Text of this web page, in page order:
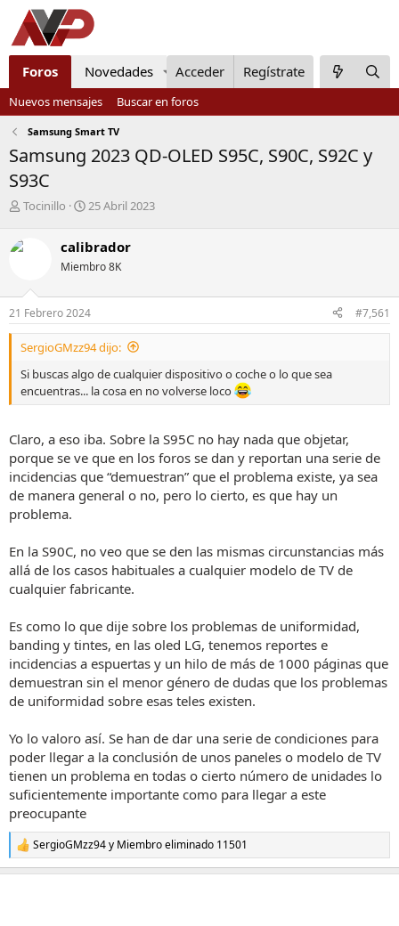
Foros Novedades Miembros Noticias
Acceder Regístrate
Nuevos mensajes Buscar en foros
Samsung Smart TV
Samsung 2023 QD-OLED S95C, S90C, S92C y
S93C
I
c
d
o
r
d
l
t
a
Tocinillo
F
h
a
e
i
n
i
i
o
25 Abril 2023
calibrador
Miembro 8K
21 Febrero 2024 #7,561
SergioGMzz94 dijo:
Si buscas algo de cualquier dispositivo o coche o lo que sea
encuentras... la cosa en no volverse loco
Claro, a eso iba. Sobre la S95C no hay nada que objetar,
porque se ve que en los foros se dan y reportan una serie de
incidencias que “demuestran” que el problema existe, ya sea
de manera general o no, pero lo cierto, es que hay un
problema.
En la S90C, no veo que se den las mismas circunstancias más
allá de los casos habituales a cualquier modelo de TV de
cualquier fabricante.
Es como lo que dije sobre los problemas de uniformidad,
banding y tintes, en las oled LG, tenemos reportes e
incidencias a espuertas y un hilo de más de 1000 páginas que
demuestran sin el menor género de dudas que los problemas
de uniformidad sobre esas teles existen.
Yo lo valoro así. Se han de dar una serie de condiciones para
poder llegar a la conclusión de unos paneles o modelo de TV
tienen un problema en todas o cierto número de unidades lo
suficientemente importante como para llegar a este
preocupante
R
e
a
SergioGMzz94y Miembro eliminado 11501